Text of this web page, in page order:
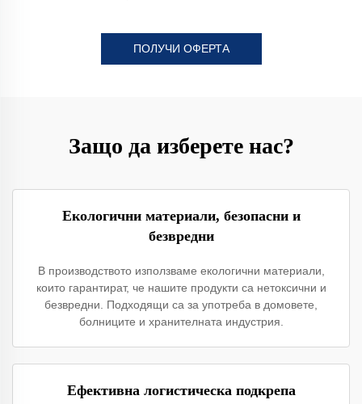
ПОЛУЧИ ОФЕРТА
Защо да изберете нас?
Екологични материали, безопасни и
безвредни
В производството използваме екологични материали,
които гарантират, че нашите продукти са нетоксични и
безвредни. Подходящи са за употреба в домовете,
болниците и хранителната индустрия.
Ефективна логистическа подкрепа